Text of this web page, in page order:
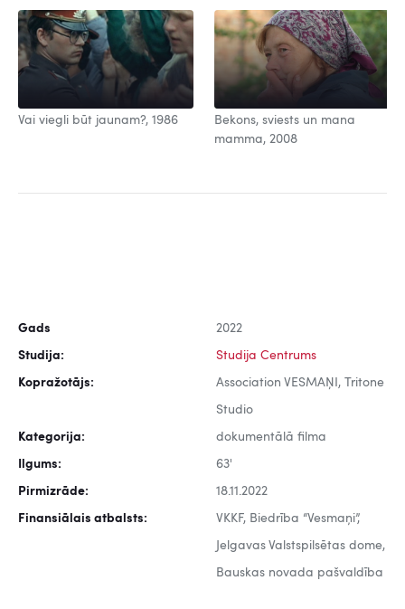
Vai viegli būt jaunam?, 1986
Bekons, sviests un mana
mamma, 2008
Gads 2022
Studija: Studija Centrums
Kopražotājs: Association VESMAŅI, Tritone
Studio
Kategorija: dokumentālā filma
Ilgums: 63'
Pirmizrāde: 18.11.2022
Finansiālais atbalsts: VKKF, Biedrība “Vesmaņi”,
Jelgavas Valstspilsētas dome,
Bauskas novada pašvaldība